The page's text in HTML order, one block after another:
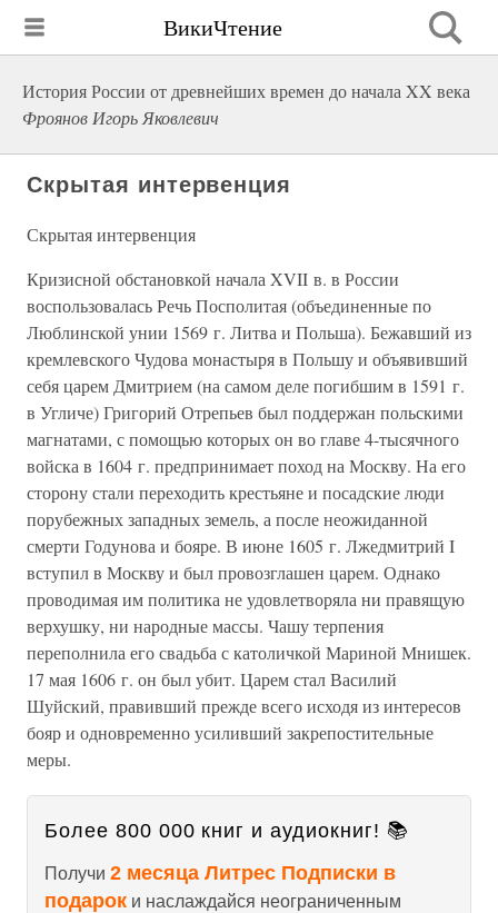
ВикиЧтение
История России от древнейших времен до начала XX века
Фроянов Игорь Яковлевич
Скрытая интервенция
Скрытая интервенция
Кризисной обстановкой начала XVII в. в России
воспользовалась Речь Посполитая (объединенные по
Люблинской унии 1569 г. Литва и Польша). Бежавший из
кремлевского Чудова монастыря в Польшу и объявивший
себя царем Дмитрием (на самом деле погибшим в 1591 г.
в Угличе) Григорий Отрепьев был поддержан польскими
магнатами, с помощью которых он во главе 4-тысячного
войска в 1604 г. предпринимает поход на Москву. На его
сторону стали переходить крестьяне и посадские люди
порубежных западных земель, а после неожиданной
смерти Годунова и бояре. В июне 1605 г. Лжедмитрий I
вступил в Москву и был провозглашен царем. Однако
проводимая им политика не удовлетворяла ни правящую
верхушку, ни народные массы. Чашу терпения
переполнила его свадьба с католичкой Мариной Мнишек.
17 мая 1606 г. он был убит. Царем стал Василий
Шуйский, правивший прежде всего исходя из интересов
бояр и одновременно усиливший закрепостительные
меры.
Более 800 000 книг и аудиокниг! 📚
Получи 2 месяца Литрес Подписки в
подарок и наслаждайся неограниченным